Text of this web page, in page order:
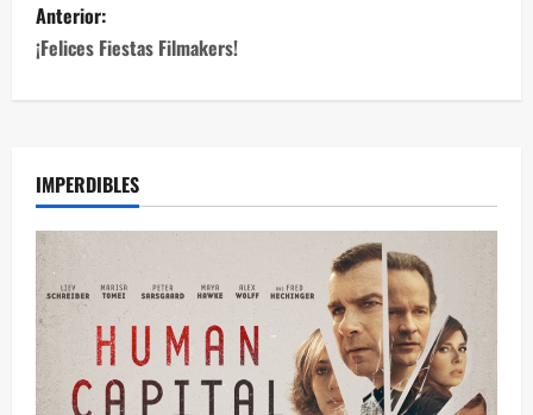
Anterior:
¡Felices Fiestas Filmakers!
IMPERDIBLES